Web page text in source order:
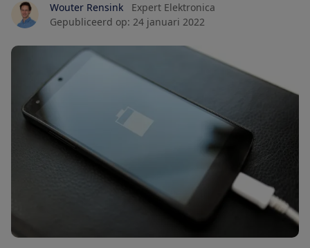
Wouter Rensink
Expert Elektronica
Gepubliceerd op: 24 januari 2022